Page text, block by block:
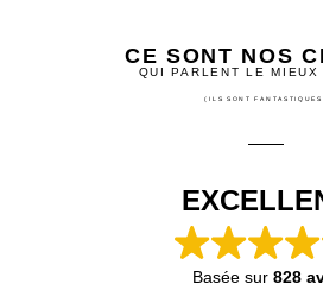
CE SONT NOS
QUI PARLENT LE MIEUX
(ILS SONT
Basée sur 828